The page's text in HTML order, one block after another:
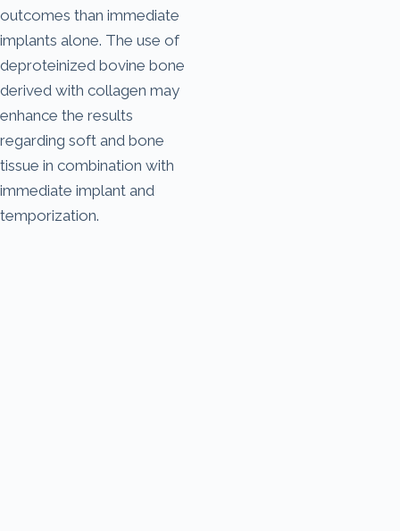
outcomes than immediate
implants alone. The use of
deproteinized bovine bone
derived with collagen may
enhance the results
regarding soft and bone
tissue in combination with
immediate implant and
temporization.